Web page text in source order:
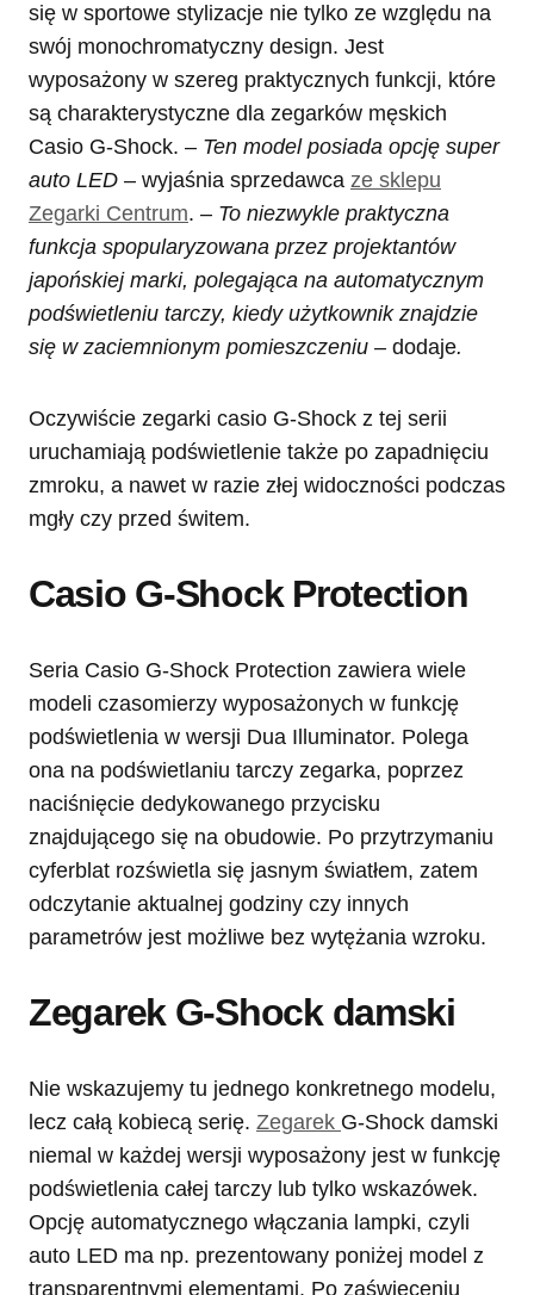
się w sportowe stylizacje nie tylko ze względu na
swój monochromatyczny design. Jest
wyposażony w szereg praktycznych funkcji, które
są charakterystyczne dla zegarków męskich
Casio G-Shock. – Ten model posiada opcję super
auto LED – wyjaśnia sprzedawca ze sklepu
Zegarki Centrum. – To niezwykle praktyczna
funkcja spopularyzowana przez projektantów
japońskiej marki, polegająca na automatycznym
podświetleniu tarczy, kiedy użytkownik znajdzie
się w zaciemnionym pomieszczeniu – dodaje.
Oczywiście zegarki casio G-Shock z tej serii
uruchamiają podświetlenie także po zapadnięciu
zmroku, a nawet w razie złej widoczności podczas
mgły czy przed świtem.
Casio G-Shock Protection
Seria Casio G-Shock Protection zawiera wiele
modeli czasomierzy wyposażonych w funkcję
podświetlenia w wersji Dua Illuminator. Polega
ona na podświetlaniu tarczy zegarka, poprzez
naciśnięcie dedykowanego przycisku
znajdującego się na obudowie. Po przytrzymaniu
cyferblat rozświetla się jasnym światłem, zatem
odczytanie aktualnej godziny czy innych
parametrów jest możliwe bez wytężania wzroku.
Zegarek G-Shock damski
Nie wskazujemy tu jednego konkretnego modelu,
lecz całą kobiecą serię. Zegarek G-Shock damski
niemal w każdej wersji wyposażony jest w funkcję
podświetlenia całej tarczy lub tylko wskazówek.
Opcję automatycznego włączania lampki, czyli
auto LED ma np. prezentowany poniżej model z
transparentnymi elementami. Po zaświeceniu